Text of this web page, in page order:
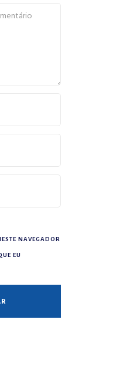
NAVEGADOR
EU